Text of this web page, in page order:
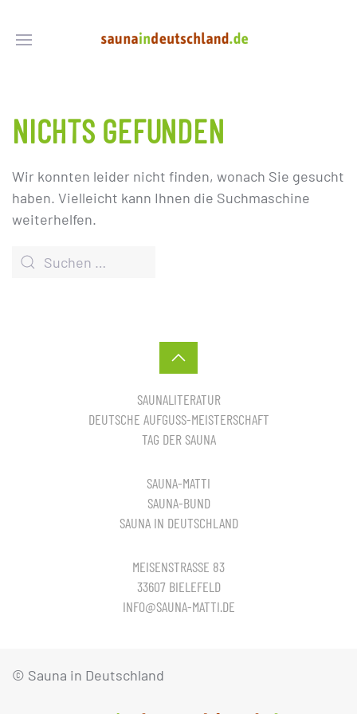
NICHTS GEFUNDEN
Wir konnten leider nicht finden, wonach Sie gesucht
haben. Vielleicht kann Ihnen die Suchmaschine
weiterhelfen.
SAUNALITERATUR
DEUTSCHE AUFGUSS-MEISTERSCHAFT
TAG DER SAUNA
SAUNA-MATTI
SAUNA-BUND
SAUNA IN DEUTSCHLAND
MEISENSTRASSE 83
33607 BIELEFELD
INFO@SAUNA-MATTI.DE
© Sauna in Deutschland